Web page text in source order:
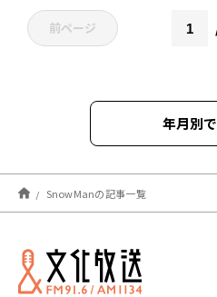
前ページ
年月別
2024年09月
2023年12月
2023年09月
SnowManの記事一覧